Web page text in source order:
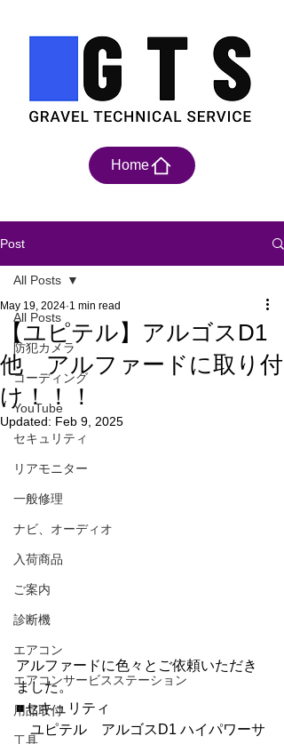
Home
Post
All Posts
防犯カメラ
コーディング
YouTube
セキュリティ
リアモニター
一般修理
ナビ、オーディオ
入荷商品
ご案内
診断機
エアコン
エアコンサービスステーション
用品取付
工具
All Posts
【ユピテル】アルゴスD1
他 アルファードに取り付
け！！！
May 19, 2024 1 min read
Updated: Feb 9, 2025
アルファードに色々とご依頼いただき
ました。
■セキュリティ
ユピテル　アルゴスD1 ハイパワーサ